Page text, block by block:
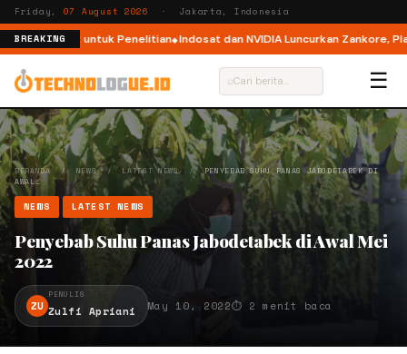
Friday, 07 August 2026 · Jakarta, Indonesia
BREAKING untuk Penelitian Indosat dan NVIDIA Luncurkan Zankore,
⌕ ☰
BERANDA/ NEWS/ LATEST NEWS/PENYEBAB SUHU PANAS JABODETABEK DI
AWAL…
NEWS LATEST NEWS
Penyebab Suhu Panas Jabodetabek di Awal Mei
2022
ZU
PENULIS
Zulfi Apriani May 10, 2022⏱ 2 menit baca